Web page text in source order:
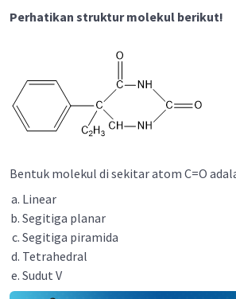
Perhatikan struktur molekul berikut!
Bentuk molekul di sekitar atom C=O
Linear
Segitiga planar
Segitiga piramida
Tetrahedral
Sudut V